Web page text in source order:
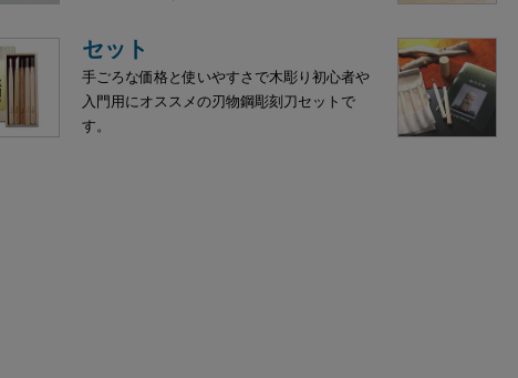
セット
手ごろな価格と使いやすさで木彫り初心者や
入門用にオススメの刃物鋼彫刻刀セットで
す。